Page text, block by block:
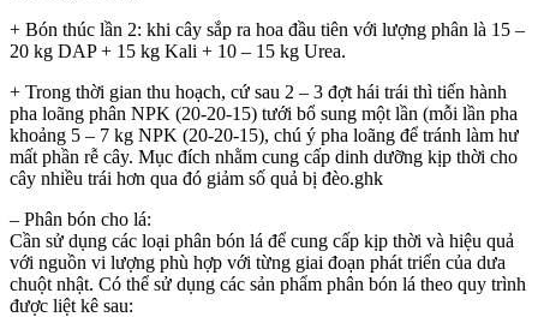
+ Bón thúc lần 2: khi cây sắp ra hoa đầu tiên với lượng phân là 15 –
20 kg DAP + 15 kg Kali + 10 – 15 kg Urea.
+ Trong thời gian thu hoạch, cứ sau 2 – 3 đợt hái trái thì tiến hành
pha loãng phân NPK (20-20-15) tưới bổ sung một lần (mỗi lần pha
khoảng 5 – 7 kg NPK (20-20-15), chú ý pha loãng để tránh làm hư
mất phần rễ cây. Mục đích nhằm cung cấp dinh dưỡng kịp thời cho
cây nhiều trái hơn qua đó giảm số quả bị đèo.ghk
– Phân bón cho lá:
Cần sử dụng các loại phân bón lá để cung cấp kịp thời và hiệu quả
với nguồn vi lượng phù hợp với từng giai đoạn phát triển của dưa
chuột nhật. Có thể sử dụng các sản phẩm phân bón lá theo quy trình
được liệt kê sau: